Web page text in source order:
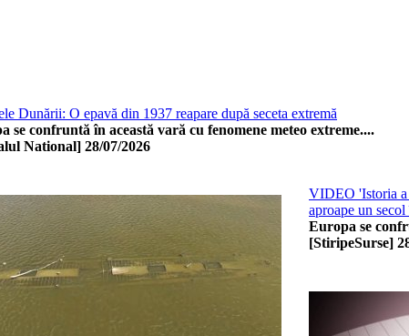
Dunării: O epavă din 1937 reapare după seceta extremă
se confruntă în această vară cu fenomene meteo extreme....
National] 28/07/2026
VIDEO 'Istoria a
aproape un
Europa se
[StiripeSurse]